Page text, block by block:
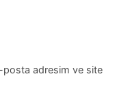
posta adresim ve site